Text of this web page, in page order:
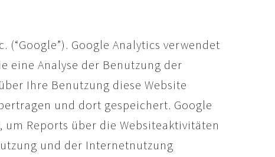
(“Google”). Google Analytics verwendet
eine Analyse der Benutzung der
Ihre Benutzung diese Website
und dort gespeichert. Google
Reports über die Websiteaktivitäten
und der Internetnutzung